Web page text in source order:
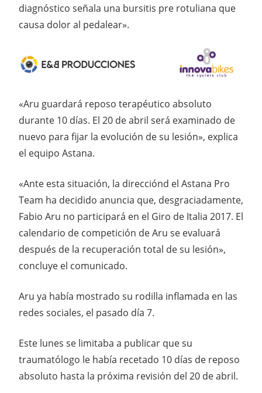
diagnóstico señala una bursitis pre rotuliana que
causa dolor al pedalear».
«Aru guardará reposo terapéutico absoluto
durante 10 días. El 20 de abril será examinado de
nuevo para fijar la evolución de su lesión», explica
el equipo Astana.
«Ante esta situación, la direcciónd el Astana Pro
Team ha decidido anuncia que, desgraciadamente,
Fabio Aru no participará en el Giro de Italia 2017. El
calendario de competición de Aru se evaluará
después de la recuperación total de su lesión»,
concluye el comunicado.
Aru ya había mostrado su rodilla inflamada en las
redes sociales, el pasado día 7.
Este lunes se limitaba a publicar que su
traumatólogo le había recetado 10 días de reposo
absoluto hasta la próxima revisión del 20 de abril.